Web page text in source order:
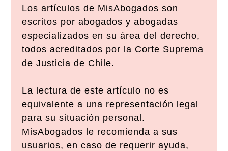
Los artículos de MisAbogados son
escritos por abogados y abogadas
especializados en su área del derecho,
todos acreditados por la Corte Suprema
de Justicia de Chile.
La lectura de este artículo no es
equivalente a una representación legal
para su situación personal.
MisAbogados le recomienda a sus
usuarios, en caso de requerir ayuda,